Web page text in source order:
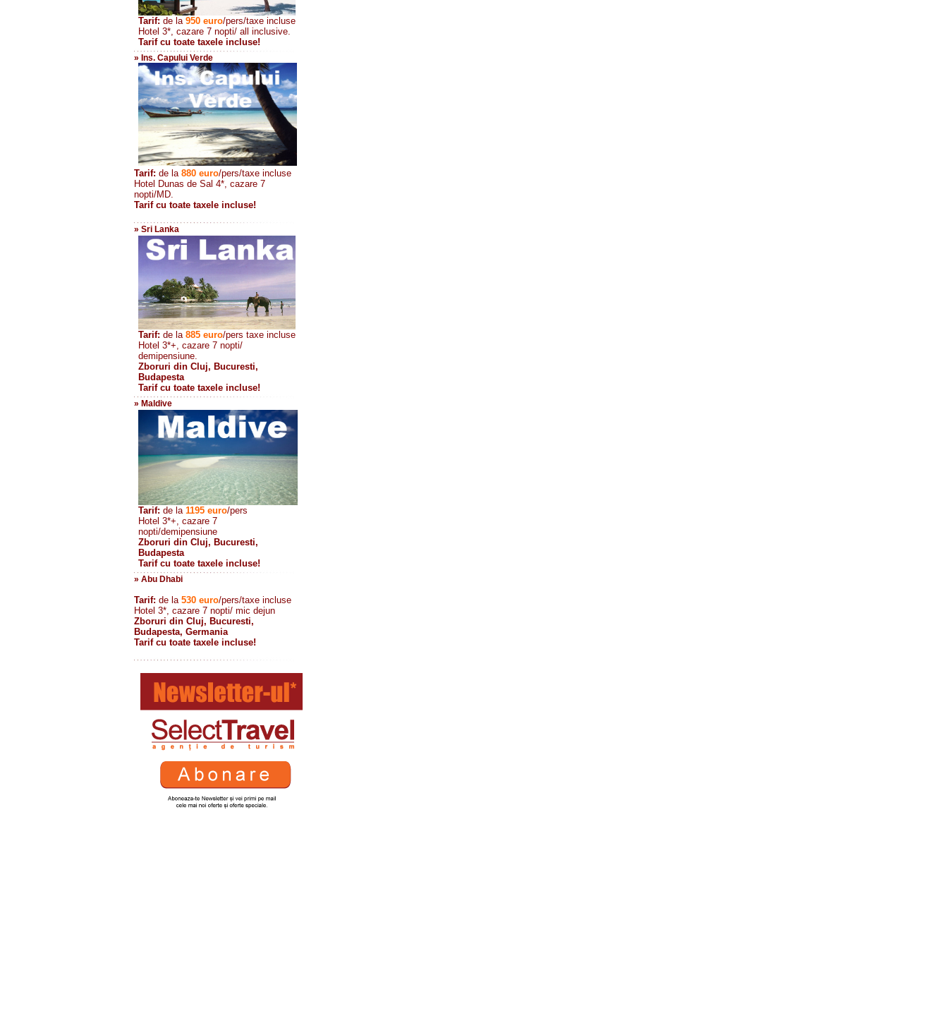
Tarif: de la 950 euro/pers/taxe incluse
Hotel 3*, cazare 7 nopti/ all inclusive.
Tarif cu toate taxele incluse!
» Ins. Capului Verde
Tarif: de la 880 euro/pers/taxe incluse
Hotel Dunas de Sal 4*, cazare 7
nopti/MD.
Tarif cu toate taxele incluse!
» Sri Lanka
Tarif: de la 885 euro/pers taxe incluse
Hotel 3*+, cazare 7 nopti/
demipensiune.
Zboruri din Cluj, Bucuresti,
Budapesta
Tarif cu toate taxele incluse!
» Maldive
Tarif: de la 1195 euro/pers
Hotel 3*+, cazare 7
nopti/demipensiune
Zboruri din Cluj, Bucuresti,
Budapesta
Tarif cu toate taxele incluse!
» Abu Dhabi
Tarif: de la 530 euro/pers/taxe incluse
Hotel 3*, cazare 7 nopti/ mic dejun
Zboruri din Cluj, Bucuresti,
Budapesta, Germania
Tarif cu toate taxele incluse!